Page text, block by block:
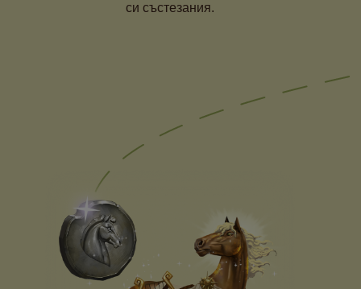
си състезания.